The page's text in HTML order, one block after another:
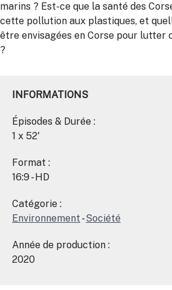
marins ? Est-ce que la santé des
cette pollution aux plastiques, et
être envisagées en Corse pour
?
INFORMATIONS
Épisodes & Durée :
1 x 52'
Format :
16:9 - HD
Catégorie :
Environnement -Société
Année de production :
2020